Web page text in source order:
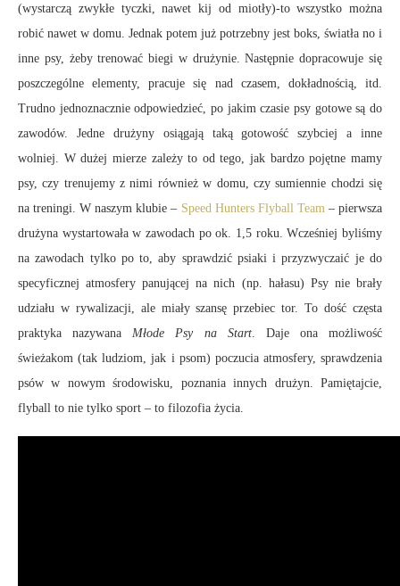
(wystarczą zwykłe tyczki, nawet kij od miotły)-to wszystko można
robić nawet w domu. Jednak potem już potrzebny jest boks, światła no i
inne psy, żeby trenować biegi w drużynie. Następnie dopracowuje się
poszczególne elementy, pracuje się nad czasem, dokładnością, itd.
Trudno jednoznacznie odpowiedzieć, po jakim czasie psy gotowe są do
zawodów. Jedne drużyny osiągają taką gotowość szybciej a inne
wolniej. W dużej mierze zależy to od tego, jak bardzo pojętne mamy
psy, czy trenujemy z nimi również w domu, czy sumiennie chodzi się
na treningi. W naszym klubie – Speed Hunters Flyball Team – pierwsza
drużyna wystartowała w zawodach po ok. 1,5 roku. Wcześniej byliśmy
na zawodach tylko po to, aby sprawdzić psiaki i przyzwyczaić je do
specyficznej atmosfery panującej na nich (np. hałasu) Psy nie brały
udziału w rywalizacji, ale miały szansę przebiec tor. To dość częsta
praktyka nazywana Młode Psy na Start. Daje ona możliwość
świeżakom (tak ludziom, jak i psom) poczucia atmosfery, sprawdzenia
psów w nowym środowisku, poznania innych drużyn. Pamiętajcie,
flyball to nie tylko sport – to filozofia życia.